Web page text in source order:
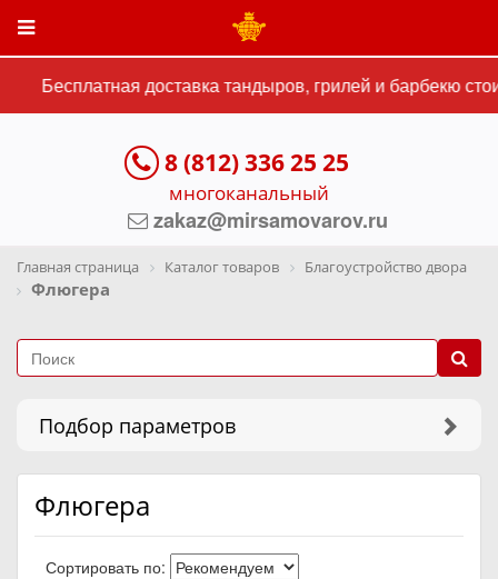
Бесплатная доставка тандыров, грилей и барбекю
8 (812) 336 25 25
многоканальный
zakaz@mirsamovarov.ru
Главная страница Каталог товаров Благоустройство двора
Флюгера
Подбор параметров
Флюгера
Сортировать по: